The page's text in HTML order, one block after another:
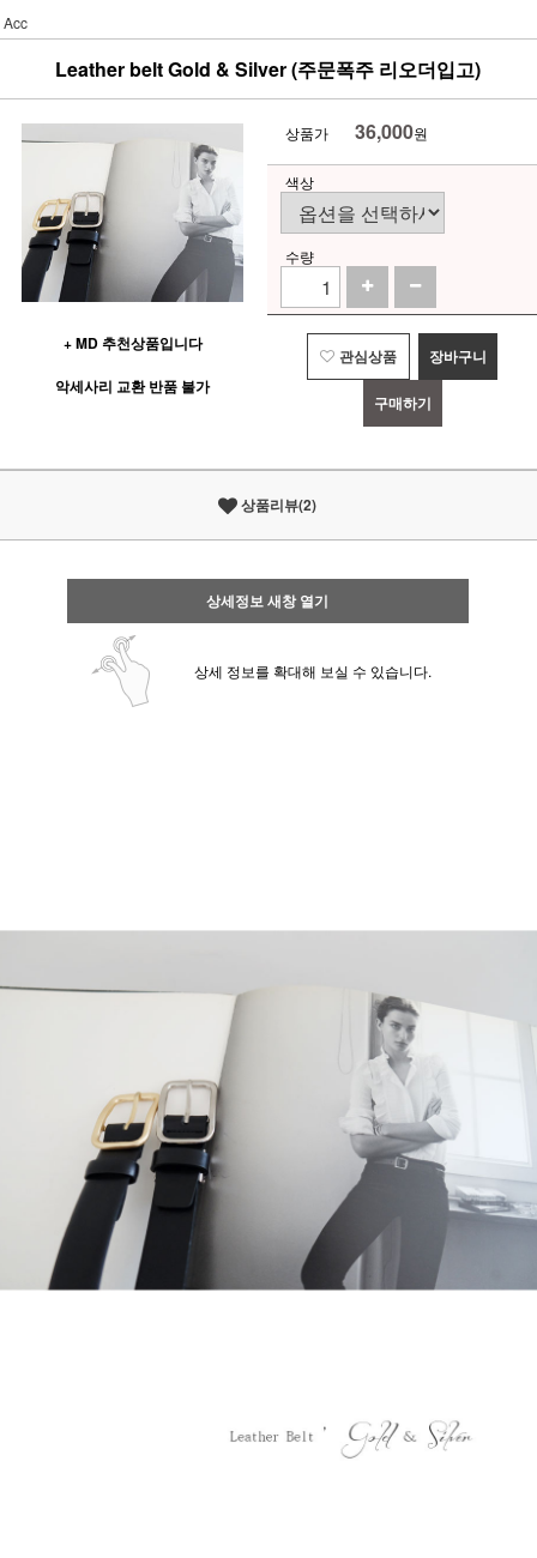
Acc
Leather belt Gold & Silver (주문폭주 리오더입고)
+ MD 추천상품입니다
악세사리 교환 반품 불가
상품가 36,000원
색상
수량
관심상품 장바구니
구매하기
상품리뷰(2)
상세정보 새창 열기
상세 정보를 확대해 보실 수 있습니다.